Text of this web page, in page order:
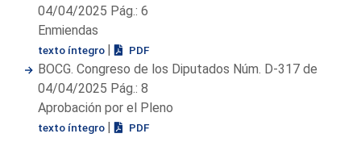
04/04/2025 Pág.: 6
Enmiendas
texto íntegro | PDF
BOCG. Congreso de los Diputados Núm. D-317 de
04/04/2025 Pág.: 8
Aprobación por el Pleno
texto íntegro | PDF